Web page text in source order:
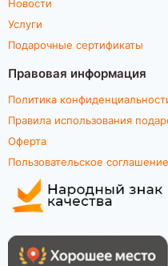
Новости
Услуги
Подарочные сертификаты
Правовая информация
Политика
Правила использования
Оферта
Пользовательское соглашение